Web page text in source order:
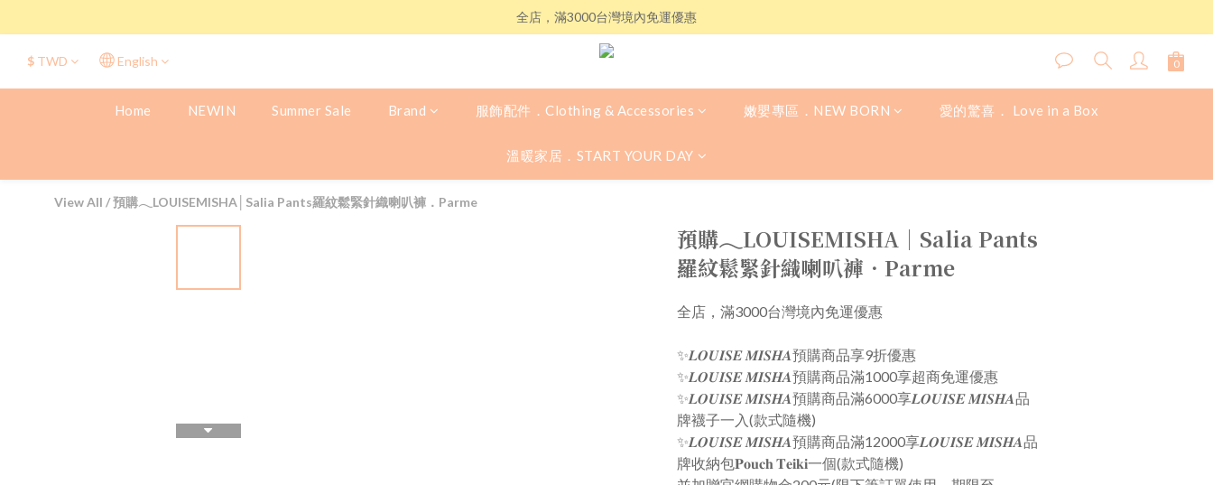
全店，滿3000台灣境內免運優惠
$ TWD English
Home NEWIN Summer Sale Brand 服飾配件．Clothing & Accessories 嫩嬰專區．NEW BORN 愛的驚喜． Love in a Box
溫暖家居．START YOUR DAY
View All /預購𓂃LOUISEMISHA│Salia Pants羅紋鬆緊針織喇叭褲．Parme
預購𓂃LOUISEMISHA│Salia Pants
羅紋鬆緊針織喇叭褲．Parme
全店，滿3000台灣境內免運優惠
✨𝑳𝑶𝑼𝑰𝑺𝑬 𝑴𝑰𝑺𝑯𝑨預購商品享9折優惠
✨𝑳𝑶𝑼𝑰𝑺𝑬 𝑴𝑰𝑺𝑯𝑨預購商品滿1000享超商免運優惠
✨𝑳𝑶𝑼𝑰𝑺𝑬 𝑴𝑰𝑺𝑯𝑨預購商品滿6000享𝑳𝑶𝑼𝑰𝑺𝑬 𝑴𝑰𝑺𝑯𝑨品
牌襪子一入(款式隨機)
✨𝑳𝑶𝑼𝑰𝑺𝑬 𝑴𝑰𝑺𝑯𝑨預購商品滿12000享𝑳𝑶𝑼𝑰𝑺𝑬 𝑴𝑰𝑺𝑯𝑨品
牌收納包𝐏𝐨𝐮𝐜𝐡 𝐓𝐞𝐢𝐤𝐢一個(款式隨機)